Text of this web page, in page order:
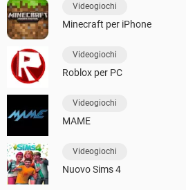
Videogiochi
Minecraft per iPhone
Videogiochi
Roblox per PC
Videogiochi
MAME
Videogiochi
Nuovo Sims 4